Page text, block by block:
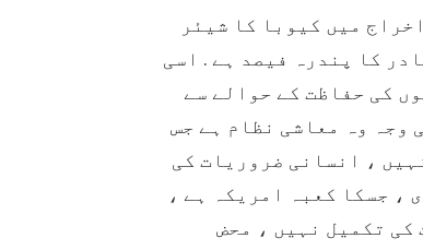
میں کیوبا کا شیئر
کا پندرہ فیصد ہے . اسی
کی حفاظت کے حوالے سے
وجہ وہ معاشی نظام ہے جس
، انسانی ضروریات کی
، جسکا کعبہ امریکہ ہے ،
کی تکمیل نہیں ، محض